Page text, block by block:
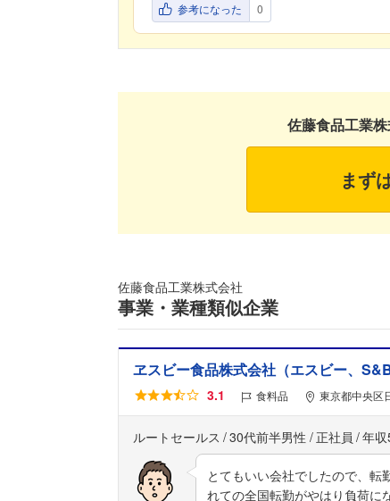
参考になった 0
佐藤食品工業
まず
佐藤食品工業株式会社
事業・業種類似企業
ヱスビー食品株式会社（エスビー、S&B
3.1 食料品 東京都中央区
ルートセールス 30代前半男性 正社員 年
とてもいい会社でしたので、転
れての全国転勤がやはり負荷